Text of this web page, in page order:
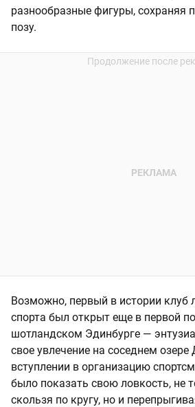
разнообразные фигуры, сохраняя
позу.
Возможно, первый в истории клуб
спорта был открыт еще в первой
шотландском Эдинбурге —
свое увлечение на соседнем
вступлении в организацию
было показать свою ловкость, не
скользя по кругу, но и